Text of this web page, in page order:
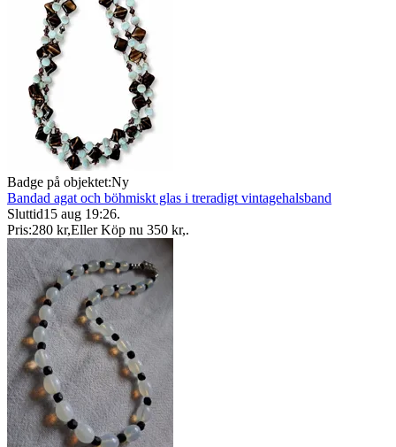
Badge på objektet:Ny
Bandad agat och böhmiskt glas i treradigt vintagehalsband
Sluttid15 aug 19:26.
Pris:280 kr,Eller Köp nu 350 kr,.